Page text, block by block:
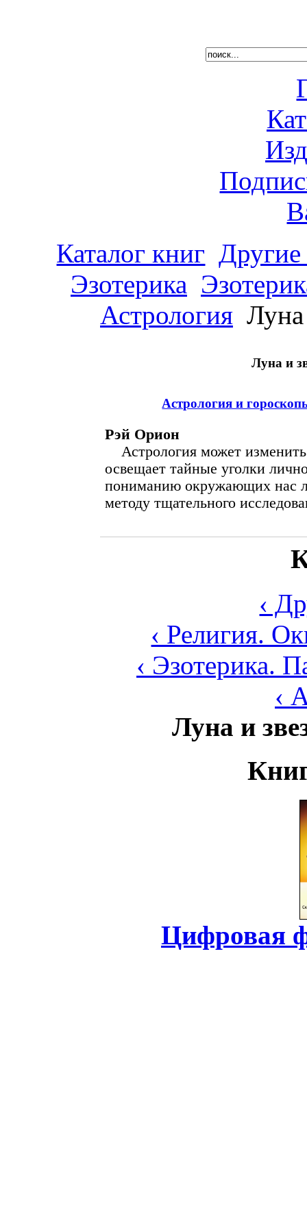
Каталог книг
Эзотерика
Астрология
Луна и
Астрология и
Рэй Орион
Астрология может
освещает тайные уголки
пониманию окружающих нас
методу тщательного
‹
‹ Религия.
‹ Эзотерика.
‹
Луна и
Цифровая